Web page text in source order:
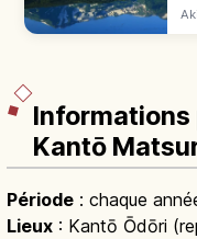
Kantō
Période : chaque
Lieux : Kantō Ōdōri